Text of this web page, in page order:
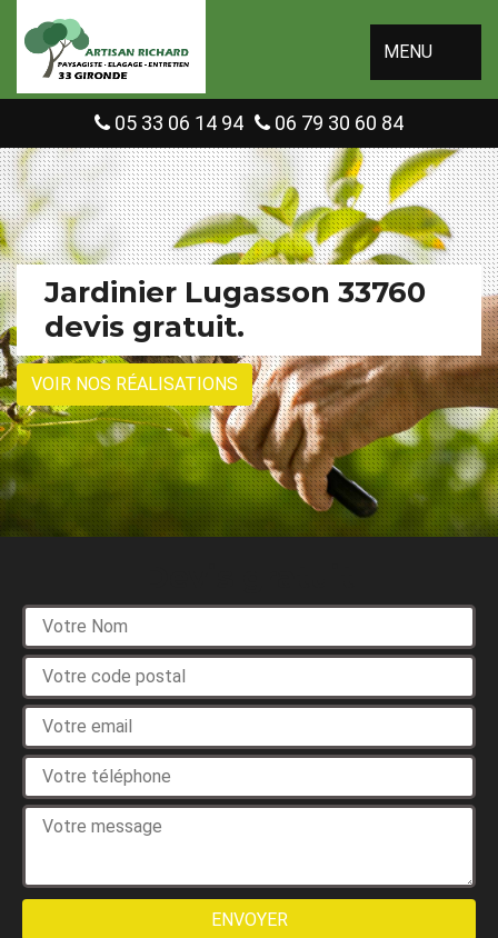
MENU
05 33 06 14 94 06 79 30 60 84
Jardinier Lugasson 33760
devis gratuit.
VOIR NOS RÉALISATIONS